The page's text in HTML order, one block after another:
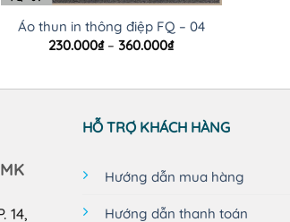
Áo thun in thông điệp FQ – 04
230.000₫ – 360.000₫Khoảng
230.000₫
14,
HỖ TRỢ KHÁCH HÀNG
Hướng dẫn mua hàng
Hướng dẫn thanh toán